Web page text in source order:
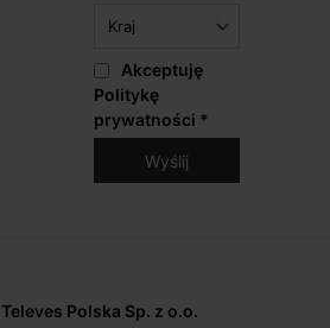
Akceptuję
Politykę
prywatności *
Televes Polska Sp. z o.o.